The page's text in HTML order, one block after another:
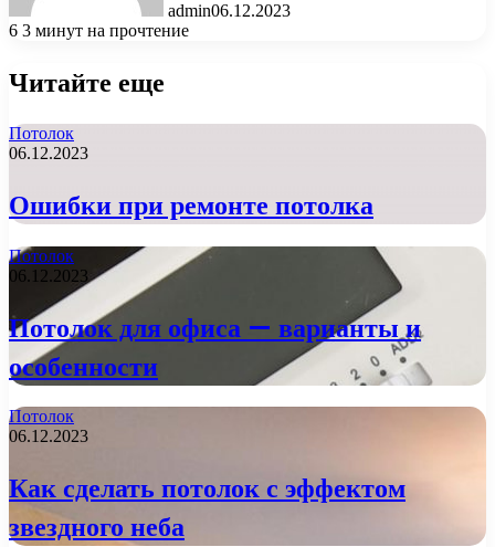
admin06.12.2023
6 3 минут на прочтение
Читайте еще
Потолок
06.12.2023
Ошибки при ремонте потолка
Потолок
06.12.2023
Потолок для офиса — варианты и
особенности
Потолок
06.12.2023
Как сделать потолок с эффектом
звездного неба